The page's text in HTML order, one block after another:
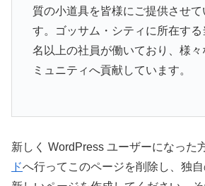
質の小道具を皆様にご提供させて
す。ゴッサム・シティに所在す
名以上の社員が働いており、様々
ミュニティへ貢献しています。
新しく WordPress ユーザーになった
ドへ行ってこのページを削除し、独